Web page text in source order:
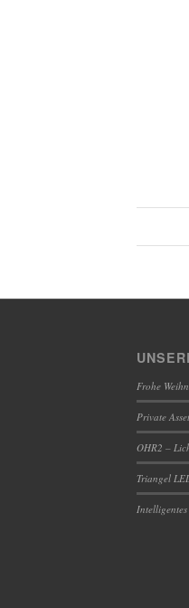
Frohe
Private
OHR2 –
Triangel